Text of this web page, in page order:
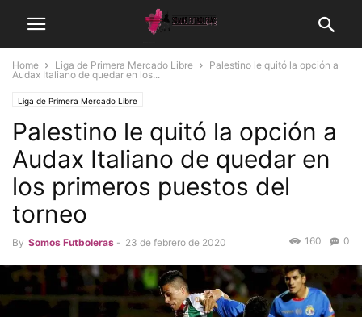
Home Liga de Primera Mercado Libre
Palestino le quitó la opción a
Audax Italiano de quedar en los...
Liga de Primera Mercado Libre
Palestino le quitó la opción a
Audax Italiano de quedar en
los primeros puestos del
torneo
By Somos Futboleras - 23 de febrero de 2020 0
160